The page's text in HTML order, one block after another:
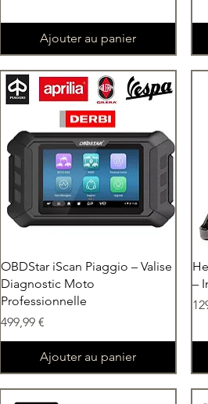
Ajouter au panier
Aperçu rapide
OBDStar iScan Piaggio – Valise
Diagnostic Moto
Professionnelle
Prix
499,99 €
Ajouter au panier
–